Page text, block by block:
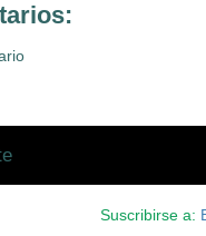
Suscribirse a: